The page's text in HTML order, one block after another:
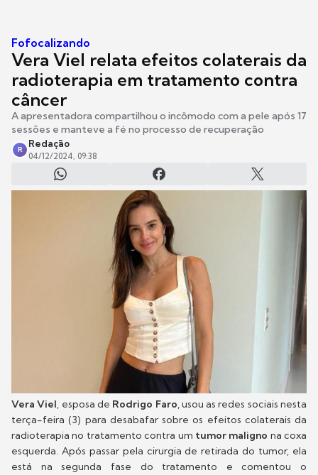
Fofocalizando
Vera Viel relata efeitos colaterais da
radioterapia em tratamento contra
câncer
A apresentadora compartilhou o incômodo com a pele após 17
sessões e manteve a fé no processo de recuperação
R
Redação
04/12/2024, 09:38
Vera Viel, esposa de Rodrigo Faro, usou as redes sociais nesta
terça-feira (3) para desabafar sobre os efeitos colaterais da
radioterapia no tratamento contra um tumor maligno na coxa
esquerda. Após passar pela cirurgia de retirada do tumor, ela
está na segunda fase do tratamento e comentou o